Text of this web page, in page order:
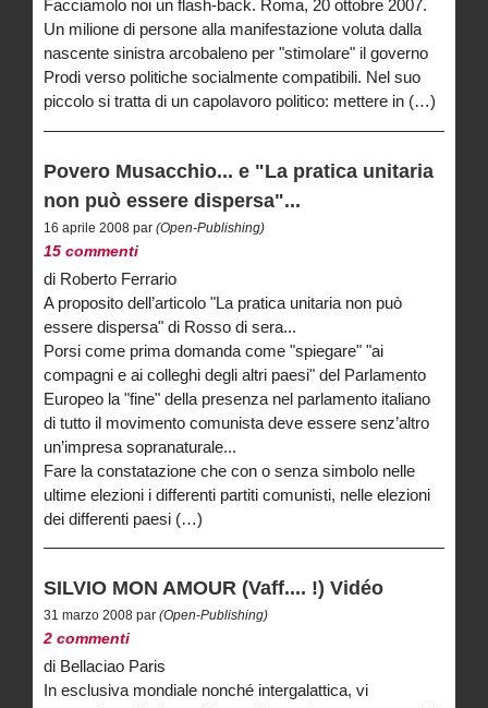
Facciamolo noi un flash-back. Roma, 20 ottobre 2007.
Un milione di persone alla manifestazione voluta dalla
nascente sinistra arcobaleno per "stimolare" il governo
Prodi verso politiche socialmente compatibili. Nel suo
piccolo si tratta di un capolavoro politico: mettere in (…)
Povero Musacchio... e "La pratica unitaria
non può essere dispersa"...
16 aprile 2008 par (Open-Publishing)
15 commenti
di Roberto Ferrario
A proposito dell’articolo "La pratica unitaria non può
essere dispersa" di Rosso di sera...
Porsi come prima domanda come "spiegare" "ai
compagni e ai colleghi degli altri paesi" del Parlamento
Europeo la "fine" della presenza nel parlamento italiano
di tutto il movimento comunista deve essere senz’altro
un’impresa sopranaturale...
Fare la constatazione che con o senza simbolo nelle
ultime elezioni i differenti partiti comunisti, nelle elezioni
dei differenti paesi (…)
SILVIO MON AMOUR (Vaff.... !) Vidéo
31 marzo 2008 par (Open-Publishing)
2 commenti
di Bellaciao Paris
In esclusiva mondiale nonché intergalattica, vi